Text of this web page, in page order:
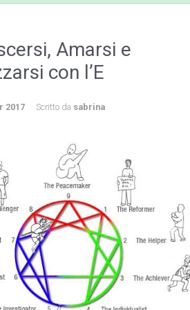
Amarsi e
con l’E
2017 Scritto da sabrina